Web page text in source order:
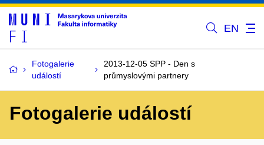
EN
Fotogalerie
událostí
2013-12-05 SPP - Den s
průmyslovými partnery
Fotogalerie událostí